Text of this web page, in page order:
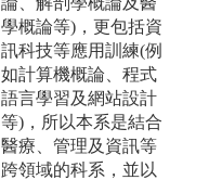
學概論等)，更包括資
訊科技等應用訓練(例
如計算機概論、程式
語言學習及網站設計
等)，所以本系是結合
醫療、管理及資訊等
跨領域的科系，並以